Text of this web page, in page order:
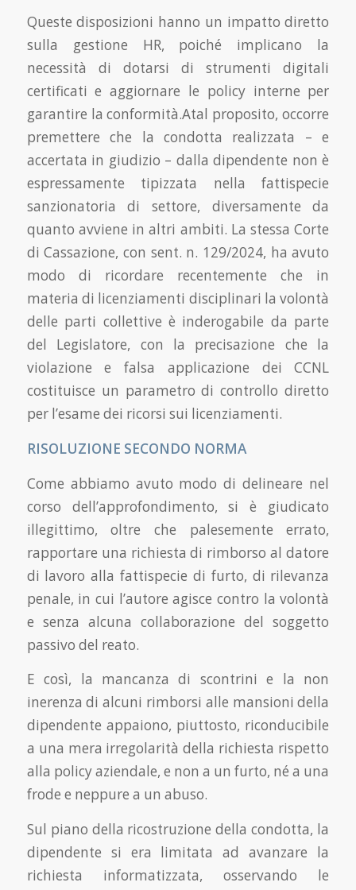
Queste disposizioni hanno un impatto diretto
sulla gestione HR, poiché implicano la
necessità di dotarsi di strumenti digitali
certificati e aggiornare le policy interne per
garantire la conformità.Atal proposito, occorre
premettere che la condotta realizzata – e
accertata in giudizio – dalla dipendente non è
espressamente tipizzata nella fattispecie
sanzionatoria di settore, diversamente da
quanto avviene in altri ambiti. La stessa Corte
di Cassazione, con sent. n. 129/2024, ha avuto
modo di ricordare recentemente che in
materia di licenziamenti disciplinari la volontà
delle parti collettive è inderogabile da parte
del Legislatore, con la precisazione che la
violazione e falsa applicazione dei CCNL
costituisce un parametro di controllo diretto
per l’esame dei ricorsi sui licenziamenti.
RISOLUZIONE SECONDO NORMA
Come abbiamo avuto modo di delineare nel
corso dell’approfondimento, si è giudicato
illegittimo, oltre che palesemente errato,
rapportare una richiesta di rimborso al datore
di lavoro alla fattispecie di furto, di rilevanza
penale, in cui l’autore agisce contro la volontà
e senza alcuna collaborazione del soggetto
passivo del reato.
E così, la mancanza di scontrini e la non
inerenza di alcuni rimborsi alle mansioni della
dipendente appaiono, piuttosto, riconducibile
a una mera irregolarità della richiesta rispetto
alla policy aziendale, e non a un furto, né a una
frode e neppure a un abuso.
Sul piano della ricostruzione della condotta, la
dipendente si era limitata ad avanzare la
richiesta informatizzata, osservando le